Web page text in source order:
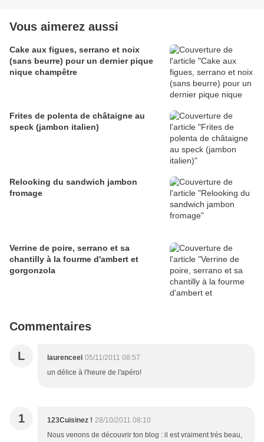
Vous aimerez aussi
Cake aux figues, serrano et noix
(sans beurre) pour un dernier pique
nique champêtre
Frites de polenta de châtaigne au
speck (jambon italien)
Relooking du sandwich jambon
fromage
Verrine de poire, serrano et sa
chantilly à la fourme d'ambert et
gorgonzola
Commentaires
L laurenceel 05/11/2011 08:57
un délice à l'heure de l'apéro!
1 123Cuisinez ! 28/10/2011 08:10
Nous venons de découvrir ton blog : il est vraiment très beau,